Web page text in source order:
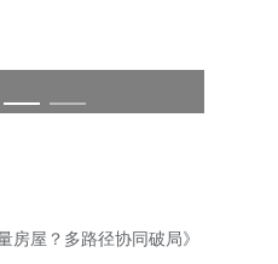
房屋？多路径协同破局》